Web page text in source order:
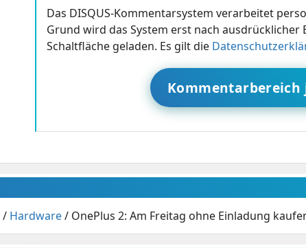
Das DISQUS-Kommentarsystem verarbeitet
Grund wird das System erst nach
Schaltfläche geladen. Es gilt die
Kommentarbereich
/ Hardware/ OnePlus 2: Am Freitag ohne Einladung